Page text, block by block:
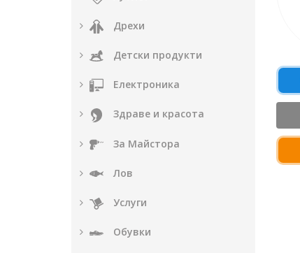
Дрехи
Детски продукти
Електроника
Здраве и красота
За Майстора
Лов
Услуги
Обувки